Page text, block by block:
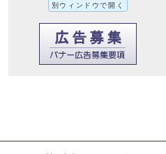
別ウィンドウで開く